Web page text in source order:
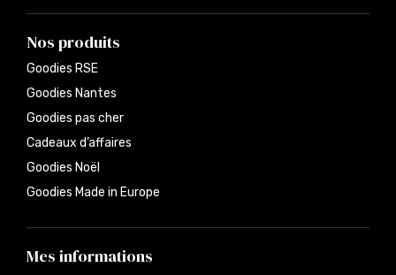
Nos produits
Goodies RSE
Goodies Nantes
Goodies pas cher
Cadeaux d’affaires
Goodies Noël
Goodies Made in Europe
Mes informations